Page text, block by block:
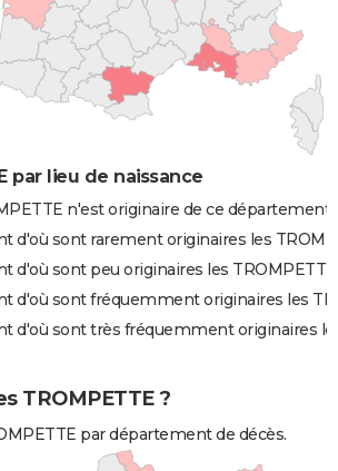
par lieu de naissance
n'est originaire de ce département
d'où sont rarement originaires les
d'où sont peu originaires les TROMPETTE
d'où sont fréquemment originaires les
d'où sont très fréquemment originaires
TROMPETTE ?
par département de décès.